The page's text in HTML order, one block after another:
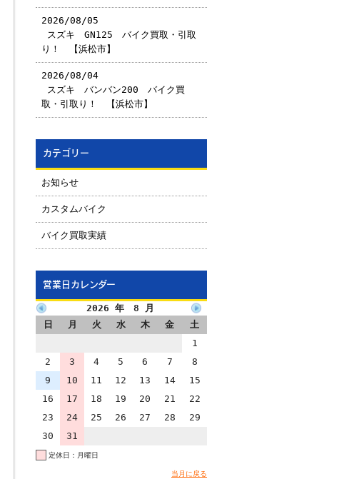
2026/08/05
￼スズキ GN125 バイク買取・引取
り！ 【浜松市】
2026/08/04
￼スズキ バンバン200 バイク買
取・引取り！ 【浜松市】
カテゴリー
お知らせ
カスタムバイク
バイク買取実績
営業日カレンダー
2026 年 8 月
日
月 火 水 木 金
土
1
2
3 4 5 6 7
8
9
10 11 12 13 14
15
16
17 18 19 20 21
22
23
24 25 26 27 28
29
30
31
定休日：月曜日
当月に戻る